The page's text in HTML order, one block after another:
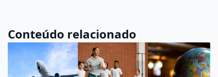
Conteúdo relacionado